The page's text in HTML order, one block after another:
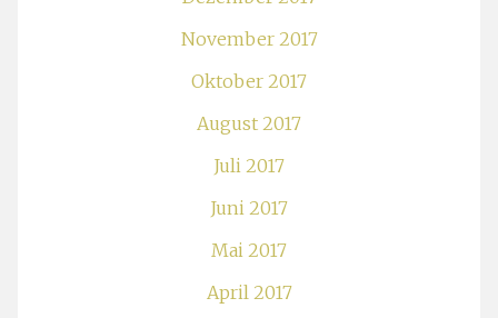
November 2017
Oktober 2017
August 2017
Juli 2017
Juni 2017
Mai 2017
April 2017